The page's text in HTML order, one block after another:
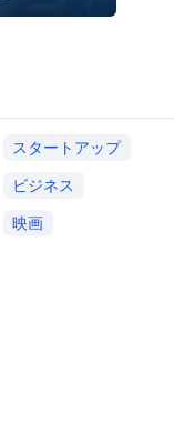
スタートアップ
ビジネス
映画